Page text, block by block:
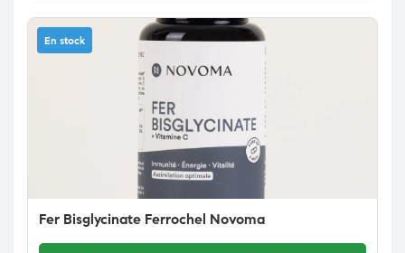
En stock
Fer Bisglycinate Ferrochel Novoma